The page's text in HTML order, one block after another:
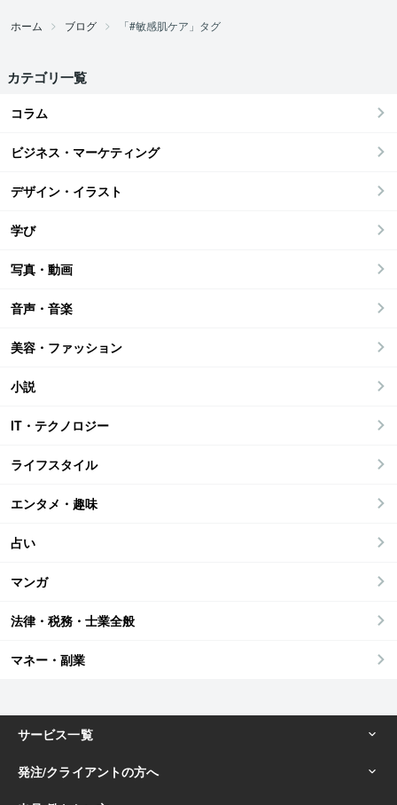
ホーム ブログ 「#敏感肌ケア」タグ
カテゴリ一覧
コラム
ビジネス・マーケティング
デザイン・イラスト
学び
写真・動画
音声・音楽
美容・ファッション
小説
IT・テクノロジー
ライフスタイル
エンタメ・趣味
占い
マンガ
法律・税務・士業全般
マネー・副業